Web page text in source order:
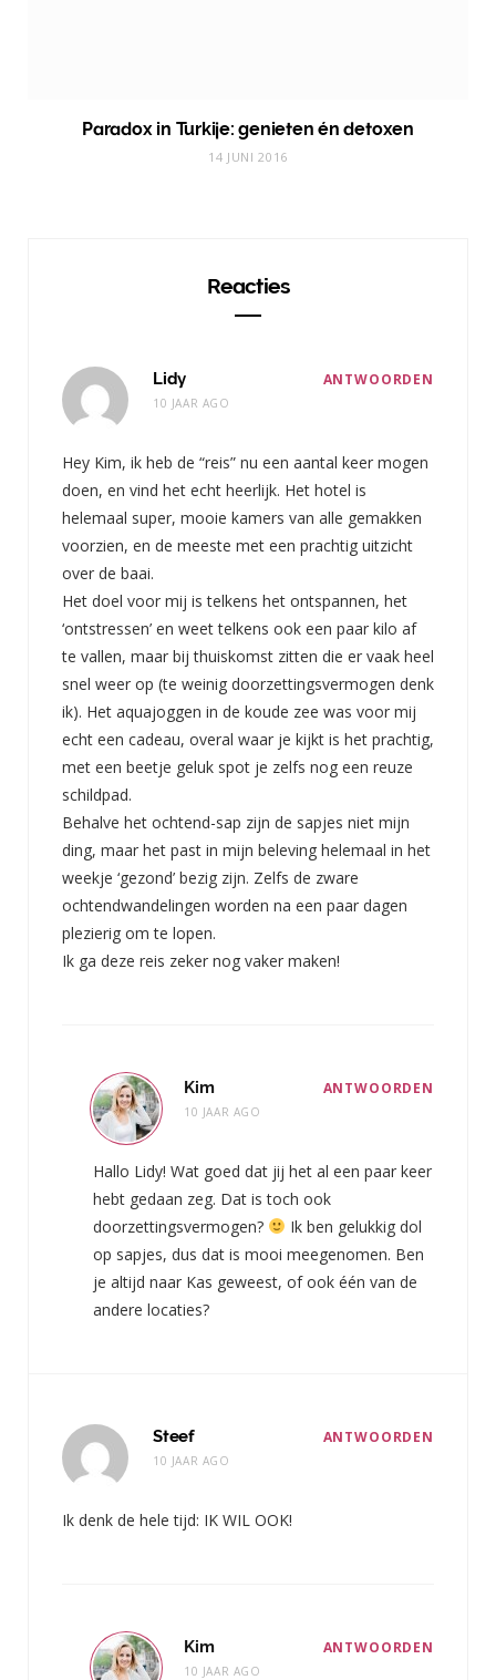
Paradox in Turkije: genieten én detoxen
14 JUNI 2016
Reacties
Lidy
10 JAAR AGO
ANTWOORDEN
Hey Kim, ik heb de “reis” nu een aantal keer mogen
doen, en vind het echt heerlijk. Het hotel is
helemaal super, mooie kamers van alle gemakken
voorzien, en de meeste met een prachtig uitzicht
over de baai.
Het doel voor mij is telkens het ontspannen, het
‘ontstressen’ en weet telkens ook een paar kilo af
te vallen, maar bij thuiskomst zitten die er vaak heel
snel weer op (te weinig doorzettingsvermogen denk
ik). Het aquajoggen in de koude zee was voor mij
echt een cadeau, overal waar je kijkt is het prachtig,
met een beetje geluk spot je zelfs nog een reuze
schildpad.
Behalve het ochtend-sap zijn de sapjes niet mijn
ding, maar het past in mijn beleving helemaal in het
weekje ‘gezond’ bezig zijn. Zelfs de zware
ochtendwandelingen worden na een paar dagen
plezierig om te lopen.
Ik ga deze reis zeker nog vaker maken!
Kim
10 JAAR AGO
ANTWOORDEN
Hallo Lidy! Wat goed dat jij het al een paar keer
hebt gedaan zeg. Dat is toch ook
doorzettingsvermogen?
Ik ben gelukkig dol
op sapjes, dus dat is mooi meegenomen. Ben
je altijd naar Kas geweest, of ook één van de
andere locaties?
Steef
10 JAAR AGO
ANTWOORDEN
Ik denk de hele tijd: IK WIL OOK!
Kim
10 JAAR AGO
ANTWOORDEN